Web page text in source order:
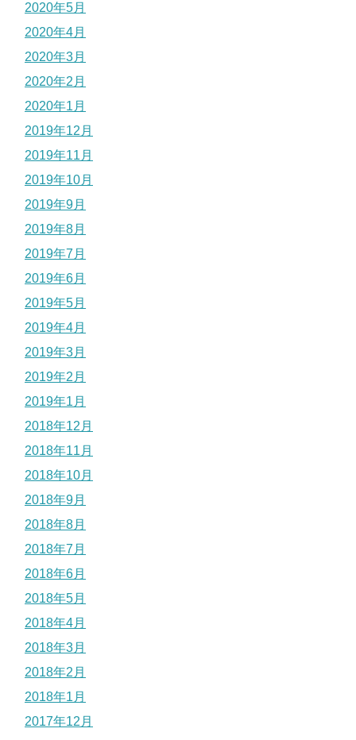
2020年5月
2020年4月
2020年3月
2020年2月
2020年1月
2019年12月
2019年11月
2019年10月
2019年9月
2019年8月
2019年7月
2019年6月
2019年5月
2019年4月
2019年3月
2019年2月
2019年1月
2018年12月
2018年11月
2018年10月
2018年9月
2018年8月
2018年7月
2018年6月
2018年5月
2018年4月
2018年3月
2018年2月
2018年1月
2017年12月